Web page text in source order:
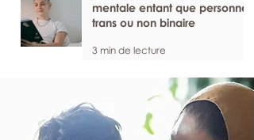
mentale entant que personne
trans ou non binaire
3 min de lecture